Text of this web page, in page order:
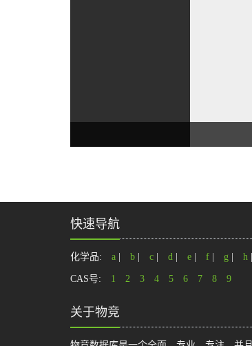
快速导航
化学品: a b c d e f g h
CAS号: 1 2 3 4 5 6 7 8 9
关于物竞